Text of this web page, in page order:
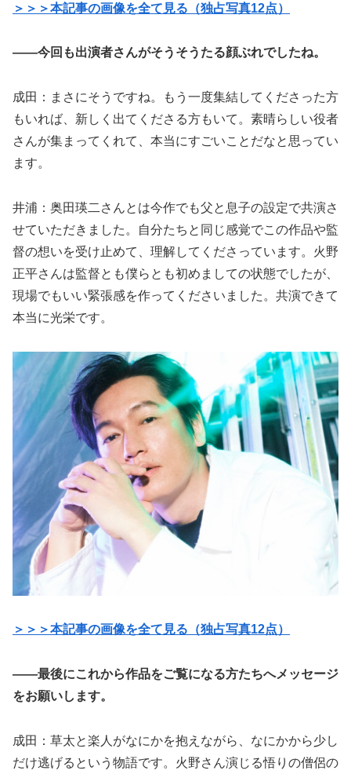
＞＞＞本記事の画像を全て見る（独占写真12点）
——今回も出演者さんがそうそうたる顔ぶれでしたね。
成田：まさにそうですね。もう一度集結してくださった方
もいれば、新しく出てくださる方もいて。素晴らしい役者
さんが集まってくれて、本当にすごいことだなと思ってい
ます。
井浦：奥田瑛二さんとは今作でも父と息子の設定で共演さ
せていただきました。自分たちと同じ感覚でこの作品や監
督の想いを受け止めて、理解してくださっています。火野
正平さんは監督とも僕らとも初めましての状態でしたが、
現場でもいい緊張感を作ってくださいました。共演できて
本当に光栄です。
＞＞＞本記事の画像を全て見る（独占写真12点）
——最後にこれから作品をご覧になる方たちへメッセージ
をお願いします。
成田：草太と楽人がなにかを抱えながら、なにかから少し
だけ逃げるという物語です。火野さん演じる悟りの僧侶の